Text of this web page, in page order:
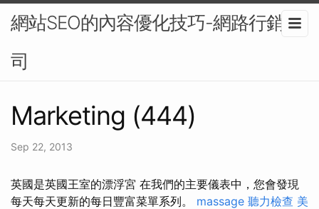
網站SEO的內容優化技巧-網路行銷公
司
Marketing (444)
Sep 22, 2013
英國是英國王室的漂浮宮 在我們的主要儀表中，您會發現
每天每天更新的每日豐富菜單系列。 massage 聽力檢查 美